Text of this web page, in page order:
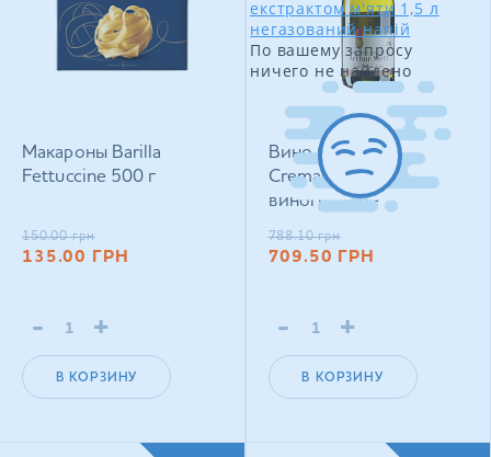
екстрактом м'яти 1,5 л
негазований напій
По вашему запросу
ничего не найдено
Макароны Barilla
Fettuccine 500 г
150.00 грн
135.00 ГРН
- +
В КОРЗИНУ
Вино Arthur Metz
Cremant D'Alsace
виноградное
брют белое 0,75 л
788.10 грн
709.50 ГРН
- +
В КОРЗИНУ